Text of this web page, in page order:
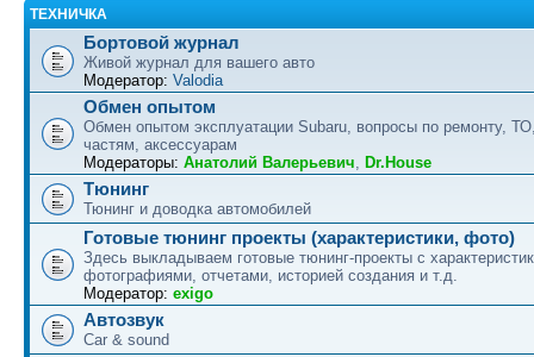
ТЕХНИЧКА
Бортовой журнал
Живой журнал для вашего авто
Модератор: Valodia
Обмен опытом
Обмен опытом эксплуатации Subaru, вопросы по ремонту,
частям, аксессуарам
Модераторы: Анатолий Валерьевич, Dr.House
Тюнинг
Тюнинг и доводка автомобилей
Готовые тюнинг проекты (характеристики, фото)
Здесь выкладываем готовые тюнинг-проекты с
фотографиями, отчетами, историей создания и т.д.
Модератор: exigo
Автозвук
Car & sound